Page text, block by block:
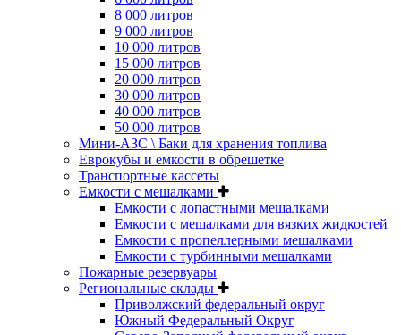
8 000 литров
9 000 литров
10 000 литров
15 000 литров
20 000 литров
30 000 литров
40 000 литров
50 000 литров
Мини-АЗС \ Баки для хранения топлива
Еврокубы и емкости в обрешетке
Транспортные кассеты
Емкости с мешалками
Емкости с лопастными мешалками
Емкости с мешалками для вязких жидкостей
Емкости с пропеллерными мешалками
Емкости с турбинными мешалками
Пожарные резервуары
Региональные склады
Приволжский федеральный округ
Южный Федеральный Округ